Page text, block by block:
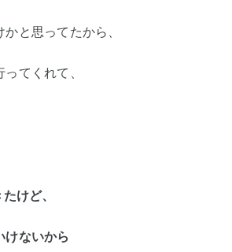
と思ってたから、
てくれて、
けど、
ないから